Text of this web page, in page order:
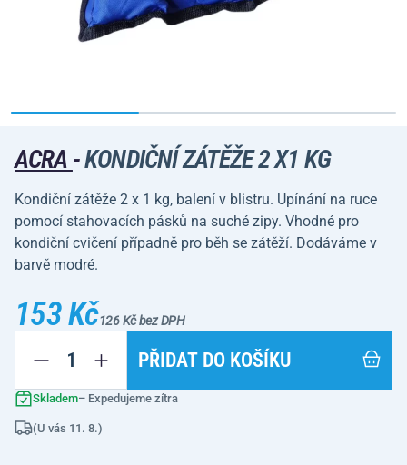
ACRA -KONDIČNÍ ZÁTĚŽE 2 X1 KG
Kondiční zátěže 2 x 1 kg, balení v blistru. Upínání na ruce
pomocí stahovacích pásků na suché zipy. Vhodné pro
kondiční cvičení případně pro běh se zátěží. Dodáváme v
barvě modré.
153 Kč126 Kč bez DPH
PŘIDAT DO KOŠÍKU
Skladem– Expedujeme zítra
(U vás 11. 8.)